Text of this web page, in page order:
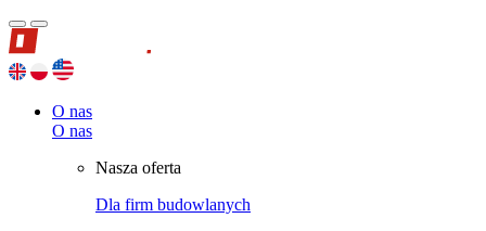
O nas
O nas
Nasza oferta
Dla firm budowlanych